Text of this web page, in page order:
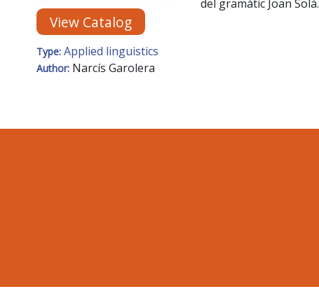
View Catalog
Type: Applied linguistics
Author: Narcís Garolera
del gramàtic Joan Solà.